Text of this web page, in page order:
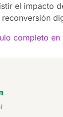
el impacto
completo